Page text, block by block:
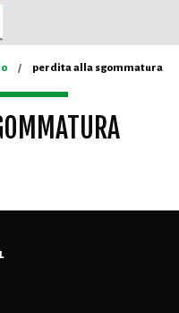
perdita alla sgommatura